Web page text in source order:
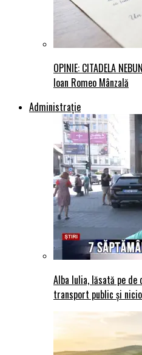
OPINIE: CITADELA
Ioan Romeo Mânzală
Administraţie
Alba Iulia, lăsată pe
transport public și